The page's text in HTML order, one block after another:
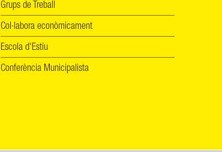
Grups de Treball
Col·labora econòmicament
Escola d'Estiu
Conferència Municipalista